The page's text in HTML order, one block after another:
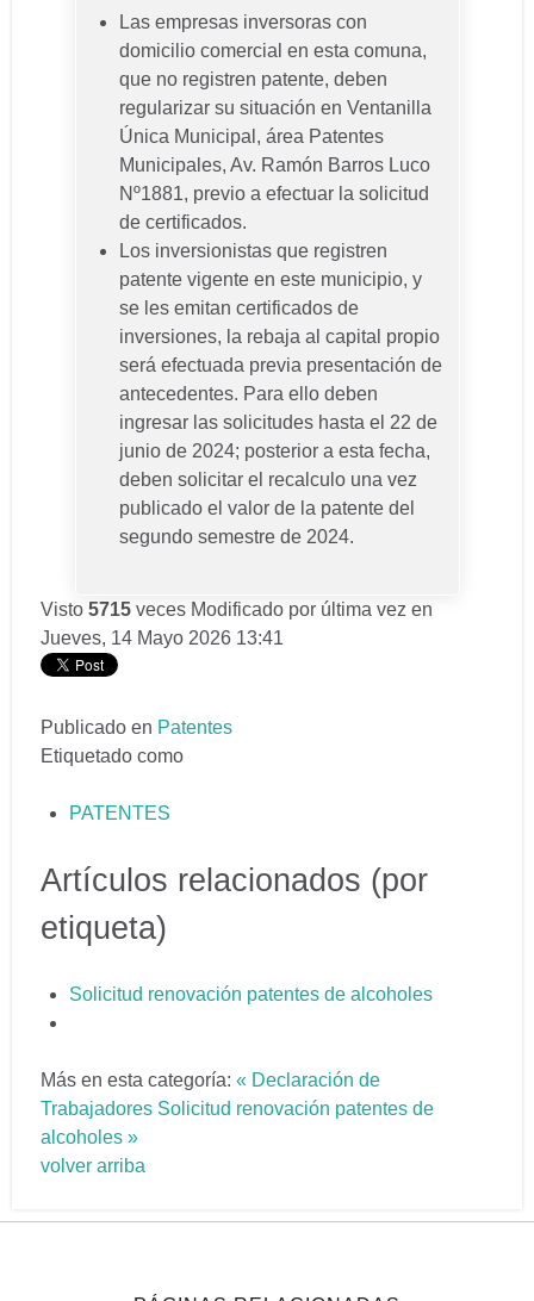
Las empresas inversoras con
domicilio comercial en esta comuna,
que no registren patente, deben
regularizar su situación en Ventanilla
Única Municipal, área Patentes
Municipales, Av. Ramón Barros Luco
Nº1881, previo a efectuar la solicitud
de certificados.
Los inversionistas que registren
patente vigente en este municipio, y
se les emitan certificados de
inversiones, la rebaja al capital propio
será efectuada previa presentación de
antecedentes. Para ello deben
ingresar las solicitudes hasta el 22 de
junio de 2024; posterior a esta fecha,
deben solicitar el recalculo una vez
publicado el valor de la patente del
segundo semestre de 2024.
Visto 5715 veces Modificado por última vez en
Jueves, 14 Mayo 2026 13:41
Publicado en Patentes
Etiquetado como
PATENTES
Artículos relacionados (por
etiqueta)
Solicitud renovación patentes de alcoholes
Más en esta categoría: « Declaración de
Trabajadores Solicitud renovación patentes de
alcoholes »
volver arriba